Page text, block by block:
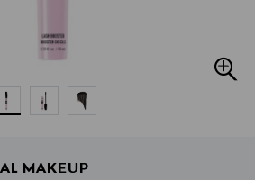
MAKEUP